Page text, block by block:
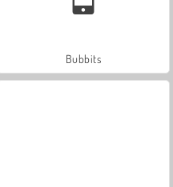
Bubbits